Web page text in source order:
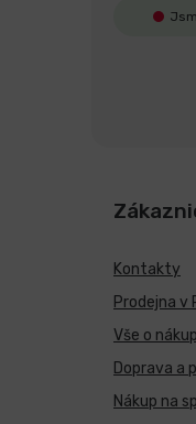
Kontakty
Prodejna v
Vše o
Doprava a
Nákup na